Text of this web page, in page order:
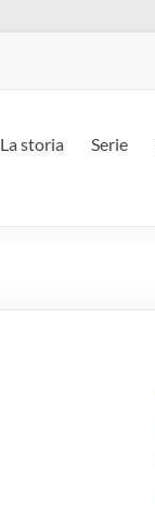
La storia Serie